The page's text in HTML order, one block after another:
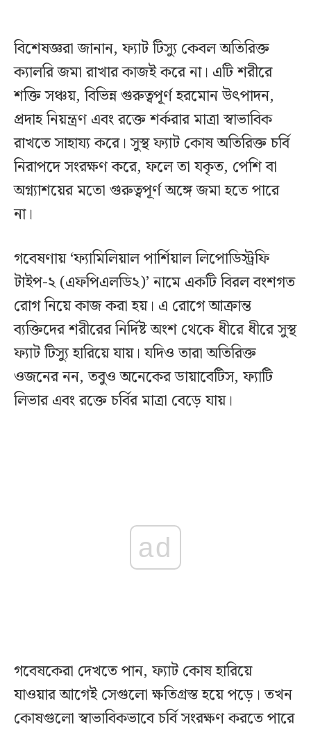
বিশেষজ্ঞরা জানান, ফ্যাট টিস্যু কেবল অতিরিক্ত
ক্যালরি জমা রাখার কাজই করে না। এটি শরীরে
শক্তি সঞ্চয়, বিভিন্ন গুরুত্বপূর্ণ হরমোন উৎপাদন,
প্রদাহ নিয়ন্ত্রণ এবং রক্তে শর্করার মাত্রা স্বাভাবিক
রাখতে সাহায্য করে। সুস্থ ফ্যাট কোষ অতিরিক্ত চর্বি
নিরাপদে সংরক্ষণ করে, ফলে তা যকৃত, পেশি বা
অগ্ন্যাশয়ের মতো গুরুত্বপূর্ণ অঙ্গে জমা হতে পারে
না।
গবেষণায় ‘ফ্যামিলিয়াল পার্শিয়াল লিপোডিস্ট্রফি
টাইপ-২ (এফপিএলডি২)’ নামে একটি বিরল বংশগত
রোগ নিয়ে কাজ করা হয়। এ রোগে আক্রান্ত
ব্যক্তিদের শরীরের নির্দিষ্ট অংশ থেকে ধীরে ধীরে সুস্থ
ফ্যাট টিস্যু হারিয়ে যায়। যদিও তারা অতিরিক্ত
ওজনের নন, তবুও অনেকের ডায়াবেটিস, ফ্যাটি
লিভার এবং রক্তে চর্বির মাত্রা বেড়ে যায়।
ad
গবেষকেরা দেখতে পান, ফ্যাট কোষ হারিয়ে
যাওয়ার আগেই সেগুলো ক্ষতিগ্রস্ত হয়ে পড়ে। তখন
কোষগুলো স্বাভাবিকভাবে চর্বি সংরক্ষণ করতে পারে